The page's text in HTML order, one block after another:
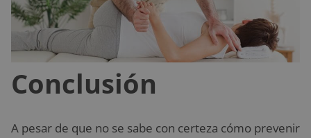
Conclusión
A pesar de que no se sabe con certeza cómo prevenir